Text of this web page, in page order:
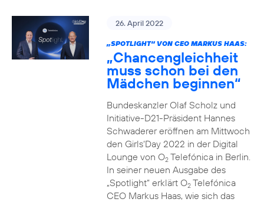
26. April 2022
„SPOTLIGHT“ VON CEO MARKUS HAAS:
„Chancengleichheit
muss schon bei den
Mädchen beginnen“
Bundeskanzler Olaf Scholz und
Initiative-D21-Präsident Hannes
Schwaderer eröffnen am Mittwoch
den Girls‘Day 2022 in der Digital
Lounge von O2Telefónica in Berlin.
In seiner neuen Ausgabe des
„Spotlight“ erklärt O2Telefónica
CEO Markus Haas, wie sich das